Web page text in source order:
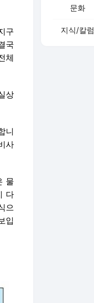
구
국
체
상
니
사
물
다
으
입
문화
지식/칼럼